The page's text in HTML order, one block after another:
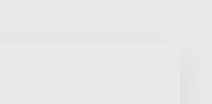
მსმენელს საშუალებას აძლევს
ღონისძიებებისთვის,